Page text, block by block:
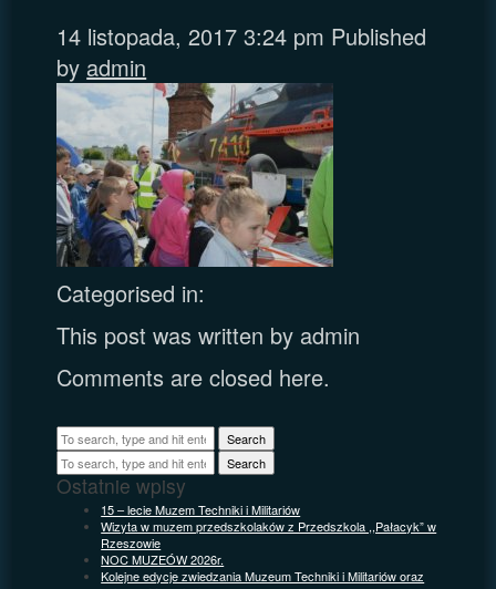
14 listopada, 2017 3:24 pm Published
by admin
Categorised in:
This post was written by admin
Comments are closed here.
Search
Search
Ostatnie wpisy
15 – lecie Muzem Techniki i Militariów
Wizyta w muzem przedszkolaków z Przedszkola ,,Pałacyk” w
Rzeszowie
NOC MUZEÓW 2026r.
Kolejne edycje zwiedzania Muzeum Techniki i Militariów oraz